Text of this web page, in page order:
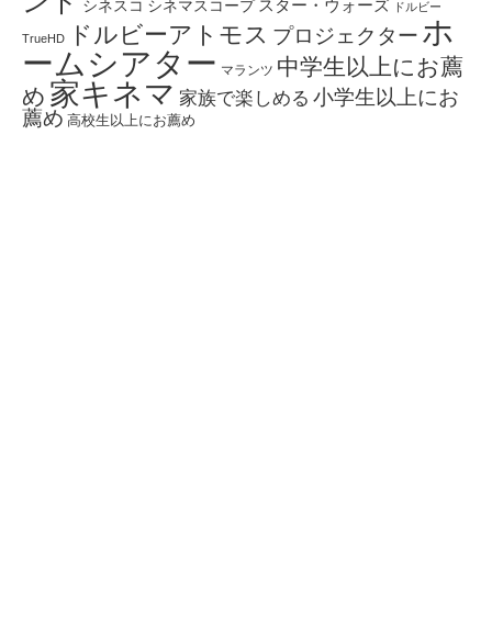
シネスコ シネマスコープ スター・ウォーズ ドルビー
TrueHD ドルビーアトモス プロジェクター ホ
ームシアター マランツ 中学生以上にお薦
め 家キネマ 家族で楽しめる 小学生以上にお
薦め 高校生以上にお薦め